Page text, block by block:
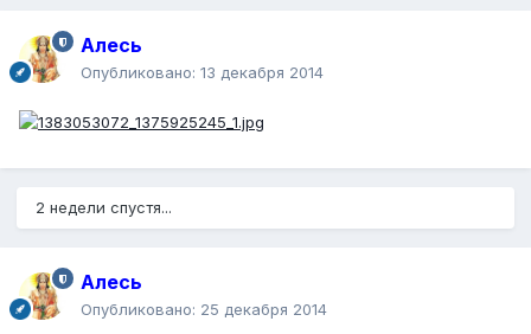
Алесь
Опубликовано: 13 декабря 2014
2 недели спустя...
Алесь
Опубликовано: 25 декабря 2014